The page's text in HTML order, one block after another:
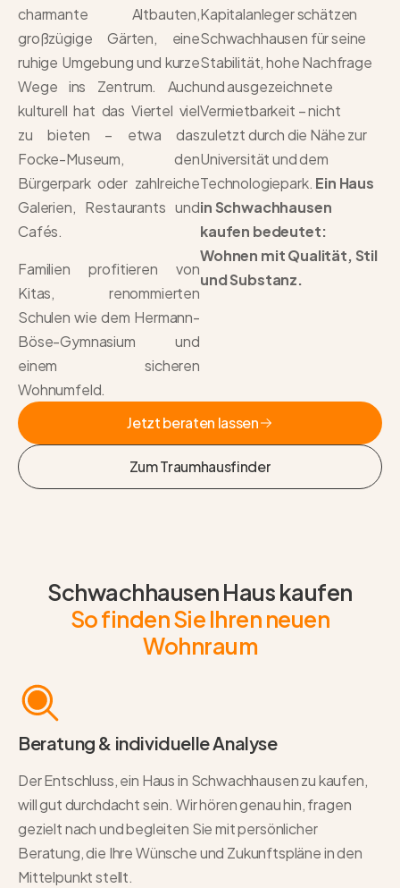
charmante Altbauten,
großzügige Gärten, eine
ruhige Umgebung und kurze
Wege ins Zentrum. Auch
kulturell hat das Viertel viel
zu bieten – etwa das
Focke-Museum, den
Bürgerpark oder zahlreiche
Galerien, Restaurants und
Cafés.
Familien profitieren von
Kitas, renommierten
Schulen wie dem Hermann-
Böse-Gymnasium und
einem sicheren
Wohnumfeld.
Kapitalanleger schätzen
Schwachhausen für seine
Stabilität, hohe Nachfrage
und ausgezeichnete
Vermietbarkeit – nicht
zuletzt durch die Nähe zur
Universität und dem
Technologiepark. Ein Haus
in Schwachhausen
kaufen bedeutet:
Wohnen mit Qualität, Stil
und Substanz.
Jetzt beraten lassen
Zum Traumhausfinder
Schwachhausen Haus kaufen
So finden Sie Ihren neuen
Wohnraum
Beratung & individuelle Analyse
Der Entschluss, ein Haus in Schwachhausen zu kaufen,
will gut durchdacht sein. Wir hören genau hin, fragen
gezielt nach und begleiten Sie mit persönlicher
Beratung, die Ihre Wünsche und Zukunftspläne in den
Mittelpunkt stellt.